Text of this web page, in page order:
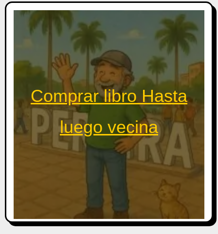
Comprar libro Hasta
luego vecina